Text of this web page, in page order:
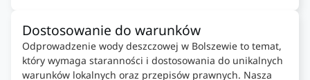
Dostosowanie do warunków
Odprowadzenie wody deszczowej w Bolszewie to temat,
który wymaga staranności i dostosowania do unikalnych
warunków lokalnych oraz przepisów prawnych. Nasza